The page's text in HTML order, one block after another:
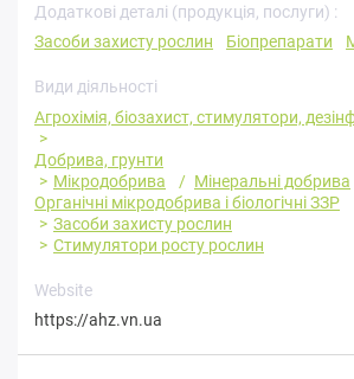
Додаткові деталі (продукція, послуги) :
Засоби захисту рослин
Біопрепарати
Види діяльності
Агрохімія, біозахист, стимулятори,
Добрива, грунти
Мікродобрива
Мінеральні добрива
Органічні мікродобрива і біологічні ЗЗР
Засоби захисту рослин
Стимулятори росту рослин
Website
https://ahz.vn.ua